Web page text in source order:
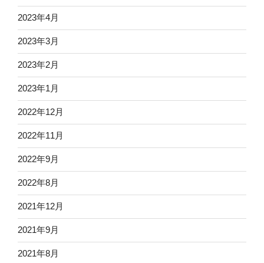
2023年4月
2023年3月
2023年2月
2023年1月
2022年12月
2022年11月
2022年9月
2022年8月
2021年12月
2021年9月
2021年8月